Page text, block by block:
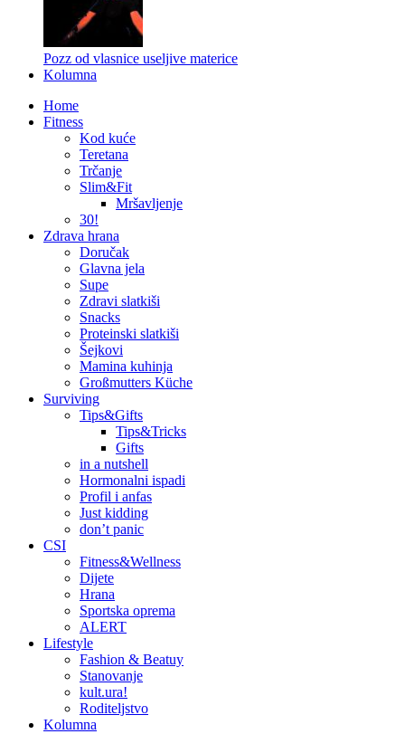
Pozz od vlasnice useljive materice
Kolumna
Home
Fitness
Kod kuće
Teretana
Trčanje
Slim&Fit
Mršavljenje
30!
Zdrava hrana
Doručak
Glavna jela
Supe
Zdravi slatkiši
Snacks
Proteinski slatkiši
Šejkovi
Mamina kuhinja
Großmutters Küche
Surviving
Tips&Gifts
Tips&Tricks
Gifts
in a nutshell
Hormonalni ispadi
Profil i anfas
Just kidding
don’t panic
CSI
Fitness&Wellness
Dijete
Hrana
Sportska oprema
ALERT
Lifestyle
Fashion & Beatuy
Stanovanje
kult.ura!
Roditeljstvo
Kolumna